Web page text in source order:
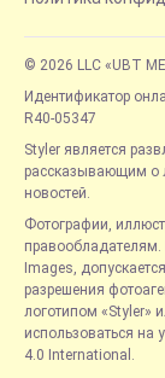
© 2026 LLC «UBT
Идентификатор
R40-05347
Styler является
рассказывающим о
новостей.
Фотографии,
Images,
разрешения
логотипом «Styler»
использоваться на
4.0 International.